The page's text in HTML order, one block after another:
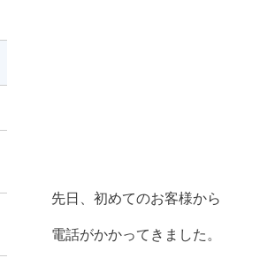
先日、初めてのお客様から
電話がかかってきました。